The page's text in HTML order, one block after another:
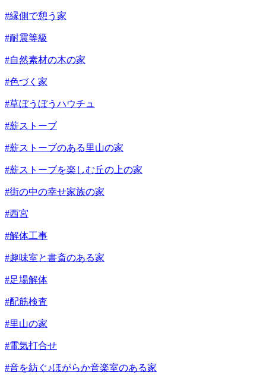
#縁側で憩う家
#耐震等級
#自然素材の木の家
#色づく家
#草ぼうぼうハウチュ
#薪ストーブ
#薪ストーブのある里山の家
#薪ストーブを楽しむ丘の上の家
#街の中の幸せ家族の家
#西宮
#解体工事
#趣味室と書斎のある家
#足場解体
#配筋検査
#里山の家
#電気打合せ
#音を紡ぐ♪ほがらか音楽室のある家